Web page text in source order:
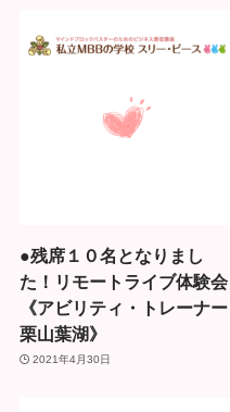
●残席１０名となりまし
た！リモートライブ体験会
《アビリティ・トレーナー
栗山葉湖》
2021年4月30日